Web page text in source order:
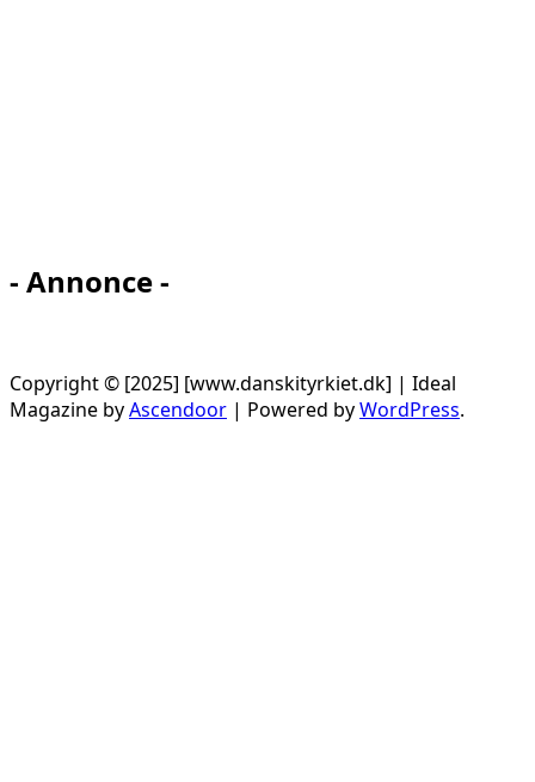
- Annonce -
Copyright © [2025] [www.danskityrkiet.dk] | Ideal
Magazine byAscendoor | Powered byWordPress.